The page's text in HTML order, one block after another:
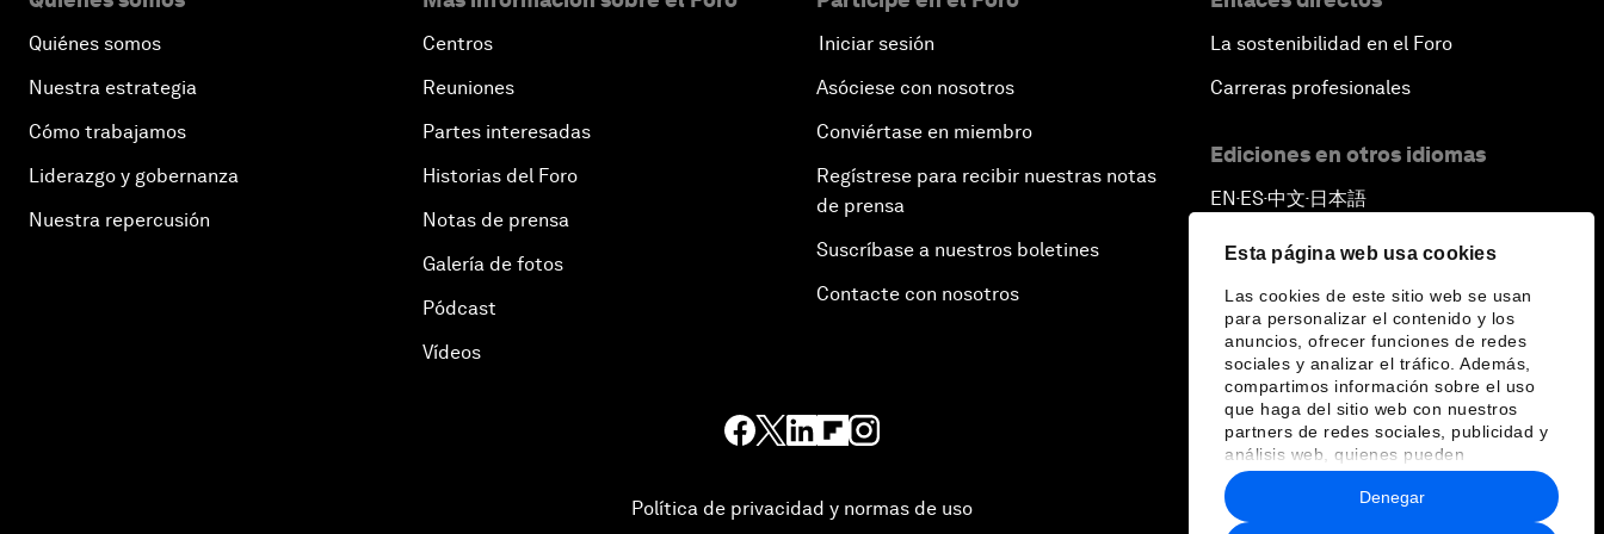
Esta página web usa cookies
Las cookies de este sitio web se usan
para personalizar el contenido y los
anuncios, ofrecer funciones de redes
sociales y analizar el tráfico. Además,
compartimos información sobre el uso
que haga del sitio web con nuestros
partners de redes sociales, publicidad y
análisis web, quienes pueden
combinarla con otra información que les
haya proporcionado o que hayan
recopilado a partir del uso que haya
Denegar
Quiénes somos
Nuestra estrategia
Cómo trabajamos
Liderazgo y gobernanza
Nuestra repercusión
Centros
Reuniones
Partes interesadas
Historias del Foro
Notas de prensa
Galería de fotos
Pódcast
Vídeos
Iniciar sesión
Asóciese con nosotros
Conviértase en miembro
Regístrese para recibir nuestras notas
de prensa
Suscríbase a nuestros boletines
Contacte con nosotros
La sostenibilidad en el Foro
Carreras profesionales
Ediciones en otros idiomas
EN ▪ ES▪中文▪ 日本語
Política de privacidad y normas de uso